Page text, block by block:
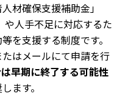
材確保支援補助金」
人手不足に対応するた
を支援する制度です。
はメールにて申請を行
早期に終了する可能性
ます。